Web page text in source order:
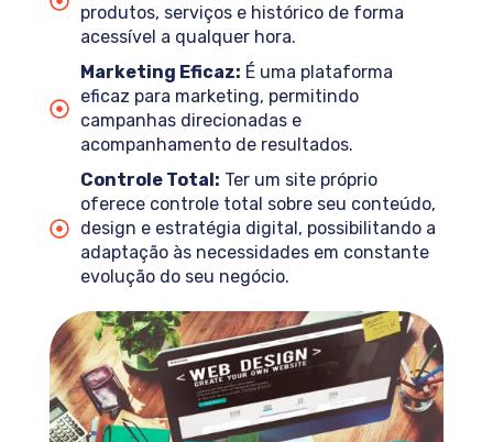
produtos, serviços e histórico de forma
acessível a qualquer hora.
Marketing Eficaz: É uma plataforma
eficaz para marketing, permitindo
campanhas direcionadas e
acompanhamento de resultados.
Controle Total: Ter um site próprio
oferece controle total sobre seu conteúdo,
design e estratégia digital, possibilitando a
adaptação às necessidades em constante
evolução do seu negócio.